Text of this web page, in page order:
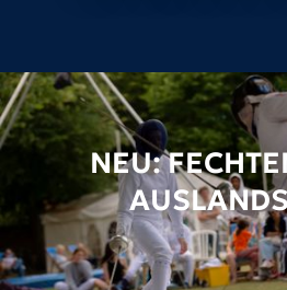
NEU: